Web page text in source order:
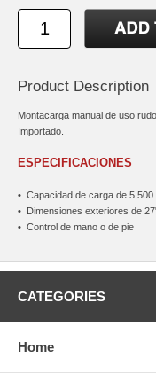
Product Description
Montacarga manual de uso
Importado.
ESPECIFICACIONES
• Capacidad de carga de 5,500
• Dimensiones exteriores de
• Control de mano o de pie
CATEGORIES
Home